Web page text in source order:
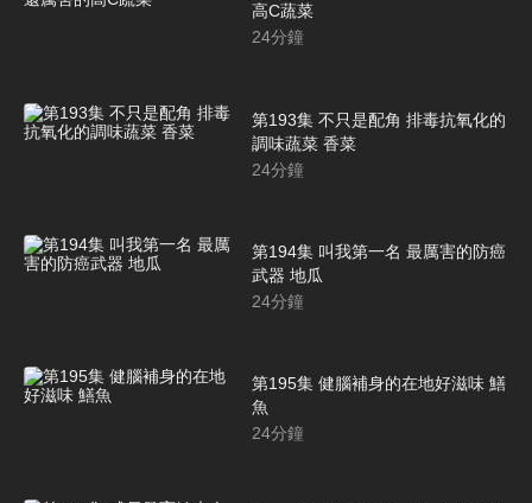
高C蔬菜
24分鐘
第193集 不只是配角 排毒抗氧化的
調味蔬菜 香菜
24分鐘
第194集 叫我第一名 最厲害的防癌
武器 地瓜
24分鐘
第195集 健腦補身的在地好滋味 鱔
魚
24分鐘